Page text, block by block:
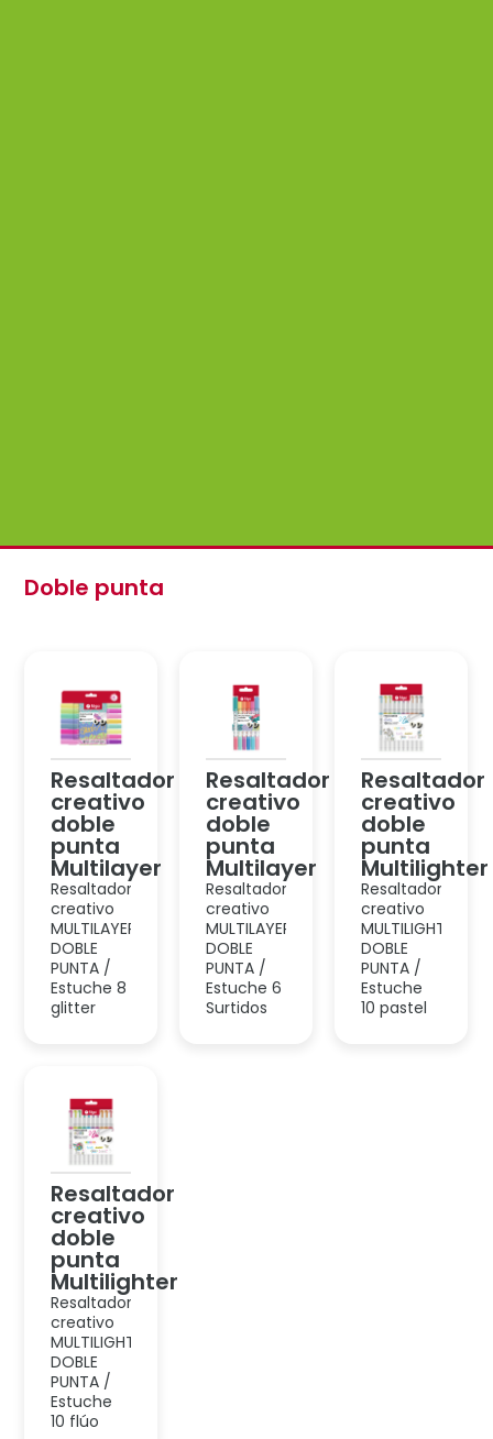
Doble punta
Resaltador
creativo
doble
punta
Multilayer
Resaltador
creativo
MULTILAYER
DOBLE
PUNTA /
Estuche 8
glitter
Resaltador
creativo
doble
punta
Multilayer
Resaltador
creativo
MULTILAYER
DOBLE
PUNTA /
Estuche 6
Surtidos
Resaltador
creativo
doble
punta
Multilighter
Resaltador
creativo
MULTILIGHTER
DOBLE
PUNTA /
Estuche
10 pastel
Resaltador
creativo
doble
punta
Multilighter
Resaltador
creativo
MULTILIGHTER
DOBLE
PUNTA /
Estuche
10 flúo